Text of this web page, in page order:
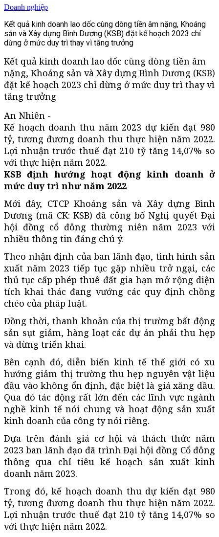
Doanh nghiệp
Kết quả kinh doanh lao dốc cùng dòng tiền âm nặng, Khoáng
sản và Xây dựng Bình Dương (KSB) đặt kế hoạch 2023 chỉ
dừng ở mức duy trì thay vì tăng trưởng
Kết quả kinh doanh lao dốc cùng dòng tiền âm
nặng, Khoáng sản và Xây dựng Bình Dương (KSB)
đặt kế hoạch 2023 chỉ dừng ở mức duy trì thay vì
tăng trưởng
An Nhiên -
Kế hoạch doanh thu năm 2023 dự kiến đạt 980
tỷ, tương đương doanh thu thực hiện năm 2022.
Lợi nhuận trước thuế đạt 210 tỷ tăng 14,07% so
với thực hiện năm 2022.
KSBđịnh hướng hoạt động kinh doanh ở
mức duy trì như năm 2022
Mới đây, CTCP Khoáng sản và Xây dựng Bình
Dương (mã CK: KSB) đã công bố Nghị quyết Đại
hội đồng cổ đông thường niên năm 2023 với
nhiều thông tin đáng chú ý.
Theo nhận định của ban lãnh đạo, tình hình sản
xuất năm 2023 tiếp tục gặp nhiều trở ngại, các
thủ tục cấp phép thuê đất gia hạn mở rộng diện
tích khai thác đang vướng các quy định chồng
chéo của pháp luật.
Đồng thời, thanh khoản của thị trường bất động
sản sụt giảm, hàng loạt các dự án phải thu hẹp
và dừng triển khai.
Bên cạnh đó, diễn biến kinh tế thế giới có xu
hướng giảm thị trường thu hẹp nguyên vật liệu
đầu vào không ổn định, đặc biệt là giá xăng dầu.
Qua đó tác động rất lớn đến các lĩnh vực ngành
nghề kinh tế nói chung và hoạt động sản xuất
kinh doanh của công ty nói riêng.
Dựa trên đánh giá cơ hội và thách thức năm
2023 ban lãnh đạo đã trình Đại hội đồng Cổ đông
thông qua chỉ tiêu kế hoạch sản xuất kinh
doanh năm 2023.
Trong đó, kế hoạch doanh thu dự kiến đạt 980
tỷ, tương đương doanh thu thực hiện năm 2022.
Lợi nhuận trước thuế đạt 210 tỷ tăng 14,07% so
với thực hiện năm 2022.